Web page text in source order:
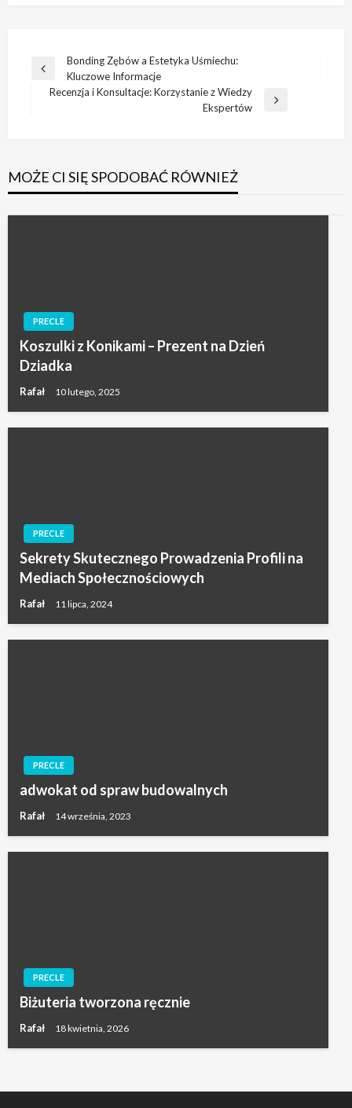
Nawigacja
wpisu
Poprzedni
wpis
Bonding Zębów a Estetyka Uśmiechu:
Kluczowe Informacje
Recenzja i Konsultacje: Korzystanie z Wiedzy
Ekspertów
MOŻE CI SIĘ SPODOBAĆ RÓWNIEŻ
PRECLE
Koszulki z Konikami – Prezent na Dzień
Dziadka
Rafał 10 lutego, 2025
PRECLE
Sekrety Skutecznego Prowadzenia Profili na
Mediach Społecznościowych
Rafał 11 lipca, 2024
PRECLE
adwokat od spraw budowalnych
Rafał 14 września, 2023
PRECLE
Biżuteria tworzona ręcznie
Rafał 18 kwietnia, 2026